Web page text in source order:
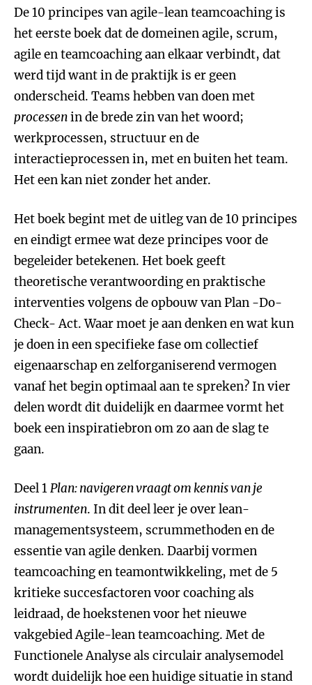
De 10 principes van agile-lean teamcoaching is
het eerste boek dat de domeinen agile, scrum,
agile en teamcoaching aan elkaar verbindt, dat
werd tijd want in de praktijk is er geen
onderscheid. Teams hebben van doen met
processenin de brede zin van het woord;
werkprocessen, structuur en de
interactieprocessen in, met en buiten het team.
Het een kan niet zonder het ander.
Het boek begint met de uitleg van de 10 principes
en eindigt ermee wat deze principes voor de
begeleider betekenen. Het boek geeft
theoretische verantwoording en praktische
interventies volgens de opbouw van Plan -Do-
Check- Act. Waar moet je aan denken en wat kun
je doen in een specifieke fase om collectief
eigenaarschap en zelforganiserend vermogen
vanaf het begin optimaal aan te spreken? In vier
delen wordt dit duidelijk en daarmee vormt het
boek een inspiratiebron om zo aan de slag te
gaan.
Deel 1Plan: navigeren vraagt om kennis van je
instrumenten. In dit deel leer je over lean-
managementsysteem, scrummethoden en de
essentie van agile denken. Daarbij vormen
teamcoaching en teamontwikkeling, met de 5
kritieke succesfactoren voor coaching als
leidraad, de hoekstenen voor het nieuwe
vakgebied Agile-lean teamcoaching. Met de
Functionele Analyse als circulair analysemodel
wordt duidelijk hoe een huidige situatie in stand